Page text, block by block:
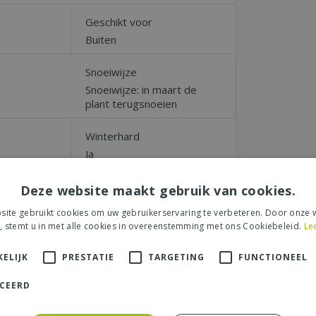
Geschikt voor
Buiten
Snoeiwijze
Snoeiwijze: in maart de
plant terugsnoeien
Winterhard
Ja
Naar boven
purpurea
recensie over het artikel
Deze website maakt gebruik van cookies.
gebruikt cookies om uw gebruikerservaring te verbeteren. Door onze
stemt u in met alle cookies in overeenstemming met ons Cookiebeleid.
PRESTATIE TARGETING FUNCTIONEEL